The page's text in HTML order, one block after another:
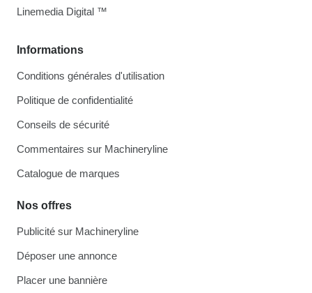
Informations
Conditions générales d'utilisation
Politique de confidentialité
Conseils de sécurité
Commentaires sur Machineryline
Catalogue de marques
Nos offres
Publicité sur Machineryline
Déposer une annonce
Placer une bannière
Linemedia Digital ™